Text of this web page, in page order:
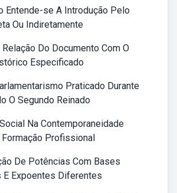
Entende-se A Introdução Pelo
Ou Indiretamente
Do Documento Com O
Especificado
Praticado Durante
O Segundo Reinado
Na Contemporaneidade
Formação Profissional
De Potências Com Bases
E Expoentes Diferentes